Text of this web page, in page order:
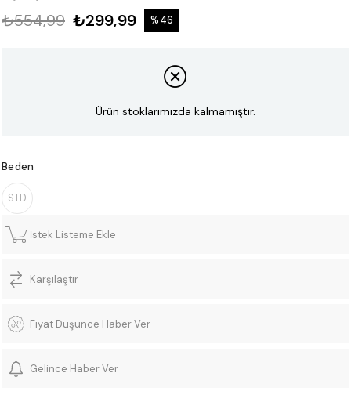
₺554,99 ₺299,99 %46
Ürün stoklarımızda kalmamıştır.
Beden
STD
İstek Listeme Ekle
Karşılaştır
Fiyat Düşünce Haber Ver
Gelince Haber Ver